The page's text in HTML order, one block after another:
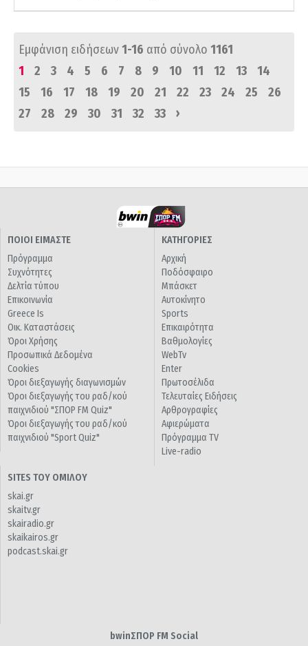
Εμφάνιση ειδήσεων1-16 από σύνολο 1161
1
2 3 4 5 6 7 8 9 10 11 12 13
14
15
16 17 18 19 20 21 22 23 24 25
26
27
28 29 30 31 32 33 ›
ΠΟΙΟΙ ΕΙΜΑΣΤΕ
Πρόγραμμα
Συχνότητες
Δελτία τύπου
Επικοινωνία
Greece Is
Οικ. Καταστάσεις
Όροι Χρήσης
Προσωπικά Δεδομένα
Cookies
Όροι διεξαγωγής διαγωνισμών
Όροι διεξαγωγής του ραδ/κού
παιχνιδιού "ΣΠΟΡ FM Quiz"
Όροι διεξαγωγής του ραδ/κού
παιχνιδιού "Sport Quiz"
ΚΑΤΗΓΟΡΙΕΣ
Αρχική
Ποδόσφαιρο
Μπάσκετ
Αυτοκίνητο
Sports
Επικαιρότητα
Βαθμολογίες
WebTv
Enter
Πρωτοσέλιδα
Τελευταίες Ειδήσεις
Αρθρογραφίες
Αφιερώματα
Πρόγραμμα TV
Live-radio
SITES ΤΟΥ ΟΜΙΛΟΥ
skai.gr
skaitv.gr
skairadio.gr
skaikairos.gr
podcast.skai.gr
bwinΣΠΟΡ FM Social